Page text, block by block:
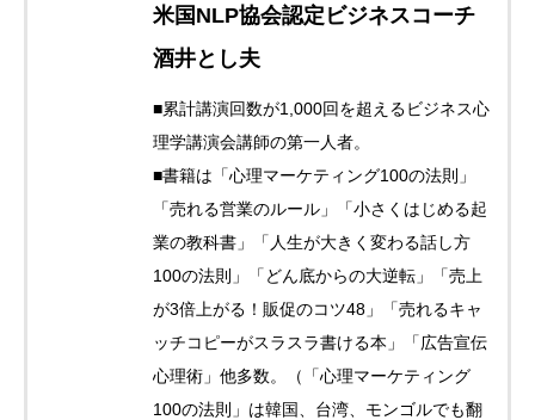
米国NLP協会認定ビジネスコーチ
酒井とし夫
■累計講演回数が1,000回を超えるビジネス心
理学講演会講師の第一人者。
■書籍は「心理マーケティング100の法則」
「売れる営業のルール」「小さくはじめる起
業の教科書」「人生が大きく変わる話し方
100の法則」「どん底からの大逆転」「売上
が3倍上がる！販促のコツ48」「売れるキャ
ッチコピーがスラスラ書ける本」「広告宣伝
心理術」他多数。（「心理マーケティング
100の法則」は韓国、台湾、モンゴルでも翻